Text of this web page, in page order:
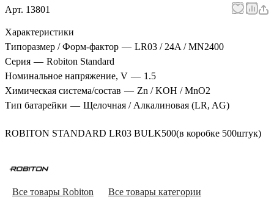
Арт. 13801
Характеристики
Типоразмер / Форм-фактор — LR03 / 24A / MN2400
Серия — Robiton Standard
Номинальное напряжение, V — 1.5
Химическая система/состав — Zn / KOH / MnO2
Тип батарейки — Щелочная / Алкалиновая (LR, AG)
ROBITON STANDARD LR03 BULK500(в коробке 500штук)
Все товары Robiton Все товары категории